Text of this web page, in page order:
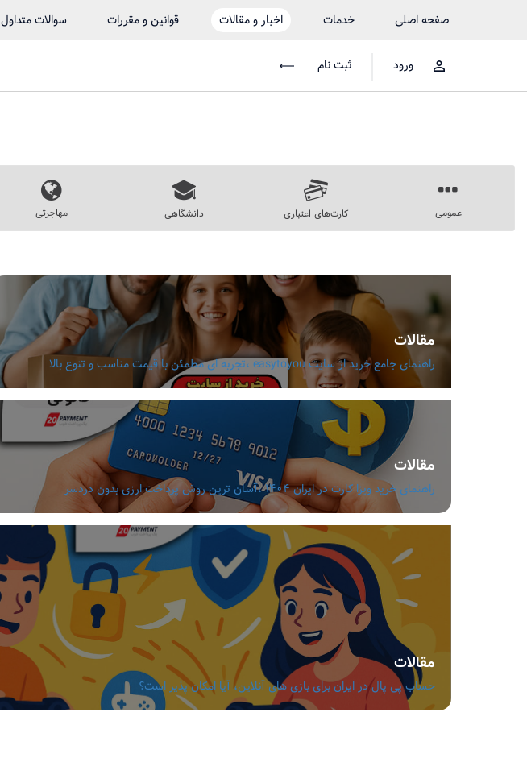
صفحه اصلی خدمات اخبار و مقالات قوانین و مقررات سوالات متداول
ورود ثبت نام
عمومی کارت‌های اعتباری دانشگاهی مهاجرتی
مقالات
راهنمای جامع خرید از سایت easytoyou ،تجربه ای مطمئن با قیمت مناسب و تنوع بالا
مقالات
راهنمای خرید ویزا کارت در ایران 1404 ،آسان ترین روش پرداخت ارزی بدون دردسر
مقالات
حساب پی پال در ایران برای بازی های آنلاین، آیا امکان پذیر است؟